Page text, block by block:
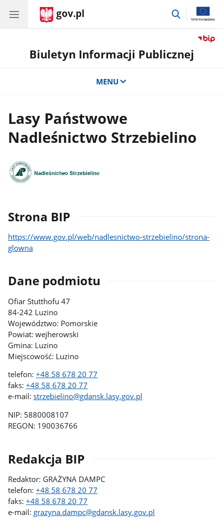
gov.pl
przejdź
Biuletyn Informacji Publicznej
MENU
Lasy Państwowe
Nadleśnictwo Strzebielino
Strona BIP
https://www.gov.pl/web/nadlesnictwo-strzebielino/strona-
glowna
Dane podmiotu
Ofiar Stutthofu 47
84-242 Luzino
Województwo: Pomorskie
Powiat: wejherowski
Gmina: Luzino
Miejscowość: Luzino
telefon:+48 58 678 20 77
faks:+48 58 678 20 77
e-mail:strzebielino@gdansk.lasy.gov.pl
NIP: 5880008107
REGON: 190036766
Redakcja BIP
Redaktor: GRAŻYNA DAMPC
telefon:+48 58 678 20 77
faks:+48 58 678 20 77
e-mail: grazyna.dampc@gdansk.lasy.gov.pl